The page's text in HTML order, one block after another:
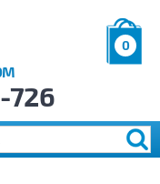
0
р.
726